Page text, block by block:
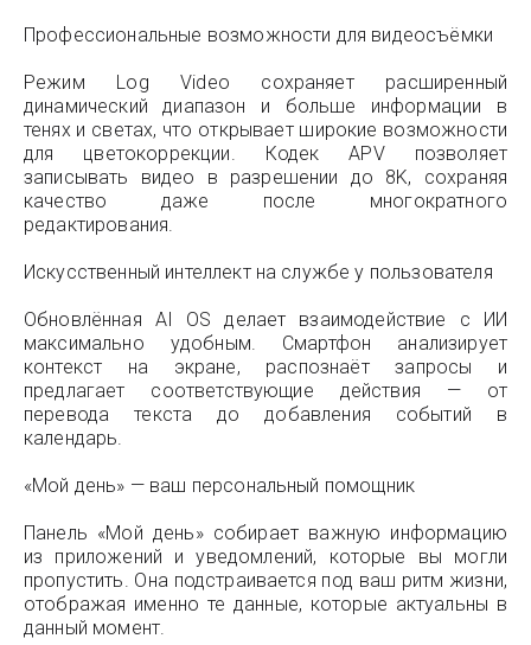
Профессиональные возможности для видеосъёмки
Режим Log Video сохраняет расширенный
динамический диапазон и больше информации в
тенях и светах, что открывает широкие возможности
для цветокоррекции. Кодек APV позволяет
записывать видео в разрешении до 8K, сохраняя
качество даже после многократного
редактирования.
Искусственный интеллект на службе у пользователя
Обновлённая AI OS делает взаимодействие с ИИ
максимально удобным. Смартфон анализирует
контекст на экране, распознаёт запросы и
предлагает соответствующие действия — от
перевода текста до добавления событий в
календарь.
«Мой день» — ваш персональный помощник
Панель «Мой день» собирает важную информацию
из приложений и уведомлений, которые вы могли
пропустить. Она подстраивается под ваш ритм жизни,
отображая именно те данные, которые актуальны в
данный момент.